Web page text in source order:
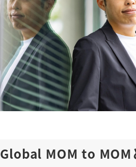
Global MOM to MOM